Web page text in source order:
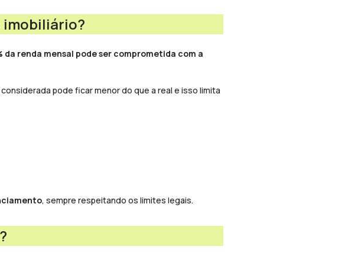
imobiliário?
da renda mensal pode ser comprometida com a
pode ficar menor do que a real e isso limita
, sempre respeitando os limites legais.